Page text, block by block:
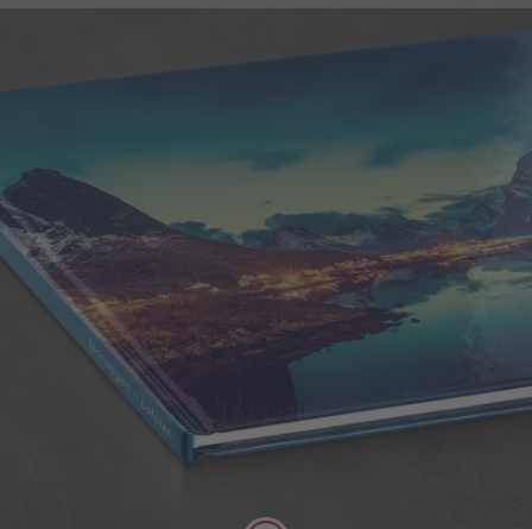
Copertă tare
Datorită acestui tip de copertă, fotocartea ta se
alătură perfect cărţilor clasice de pe raft! Coperta
tare este rezistentă și este personalizabilă exact
după cum ți-ai imaginat!
Rezistență, imprimare de calitate
Cotor mare, editabil
Efect de lăcuire remarcabil auriu, argintiu
sau rose-gold